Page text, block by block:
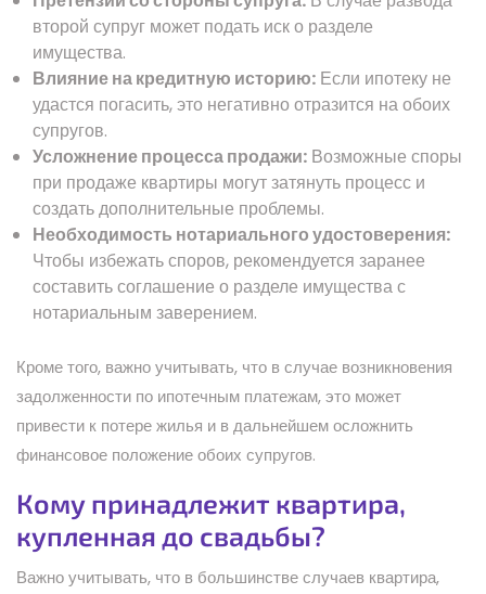
второй супруг может подать иск о разделе
имущества.
Влияние на кредитную историю: Если ипотеку не
удастся погасить, это негативно отразится на обоих
супругов.
Усложнение процесса продажи: Возможные споры
при продаже квартиры могут затянуть процесс и
создать дополнительные проблемы.
Необходимость нотариального удостоверения:
Чтобы избежать споров, рекомендуется заранее
составить соглашение о разделе имущества с
нотариальным заверением.
Кроме того, важно учитывать, что в случае возникновения
задолженности по ипотечным платежам, это может
привести к потере жилья и в дальнейшем осложнить
финансовое положение обоих супругов.
Кому принадлежит квартира,
купленная до свадьбы?
Важно учитывать, что в большинстве случаев квартира,